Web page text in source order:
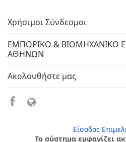
Χρήσιμοι Σύνδεσμοι
ΕΜΠΟΡΙΚΟ & ΒΙΟΜΗΧΑΝΙΚΟ
ΑΘΗΝΩΝ
Ακολουθήστε μας
Είσοδος
Το σύστημα εμφανίζει